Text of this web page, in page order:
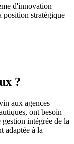
d'innovation
position stratégique
?
aux agences
ont besoin
intégrée de la
adaptée à la